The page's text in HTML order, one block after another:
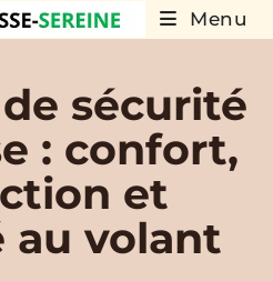
Menu
sécurité
: confort,
et
au volant